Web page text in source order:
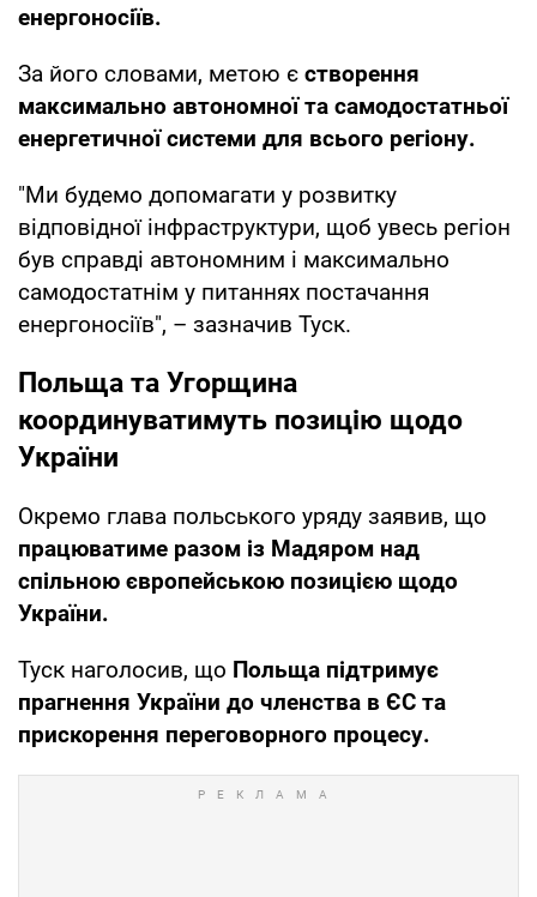
енергоносіїв.
За його словами, метою є створення
максимально автономної та самодостатньої
енергетичної системи для всього регіону.
"Ми будемо допомагати у розвитку
відповідної інфраструктури, щоб увесь регіон
був справді автономним і максимально
самодостатнім у питаннях постачання
енергоносіїв", – зазначив Туск.
Польща та Угорщина
координуватимуть позицію щодо
України
Окремо глава польського уряду заявив, що
працюватиме разом із Мадяром над
спільною європейською позицією щодо
України.
Туск наголосив, що Польща підтримує
прагнення України до членства в ЄС та
прискорення переговорного процесу.